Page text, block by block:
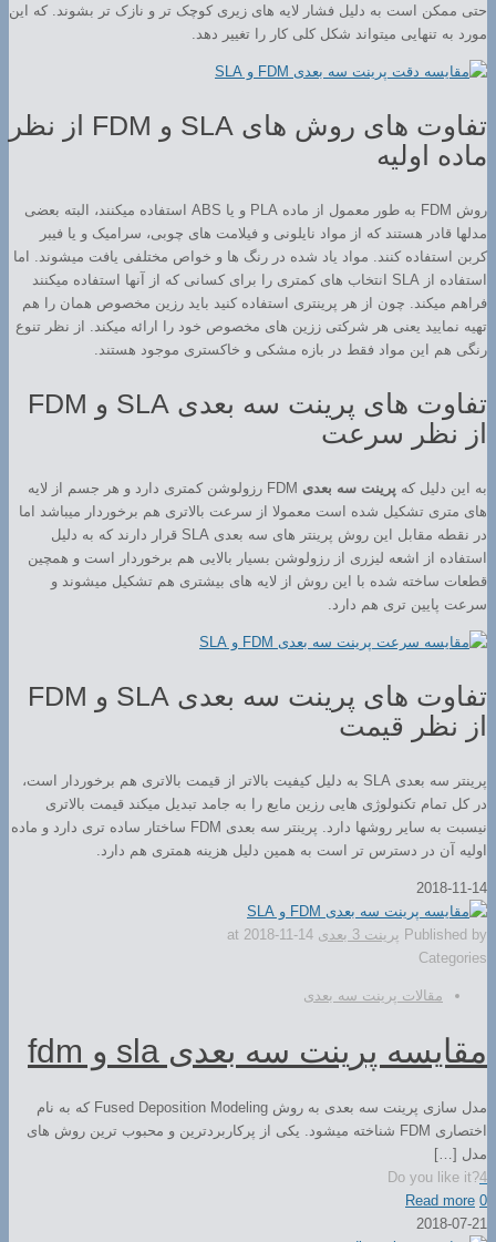
حتی ممکن است به دلیل فشار لایه های زیری کوچک تر و نازک تر بشوند. که این
مورد به تنهایی میتواند شکل کلی کار را تغییر دهد.
تفاوت های روش های SLA و FDM از نظر
ماده اولیه
روش FDM به طور معمول از ماده PLA و یا ABS استفاده میکنند، البته بعضی
مدلها قادر هستند که از مواد نایلونی و فیلامت های چوبی، سرامیک و یا فیبر
کربن استفاده کنند. مواد یاد شده در رنگ ها و خواص مختلفی یافت میشوند. اما
استفاده از SLA انتخاب های کمتری را برای کسانی که از آنها استفاده میکنند
فراهم میکند. چون از هر پرینتری استفاده کنید باید رزین مخصوص همان را هم
تهیه نمایید یعنی هر شرکتی ززین های مخصوص خود را ارائه میکند. از نظر تنوع
رنگی هم این مواد فقط در بازه مشکی و خاکستری موجود هستند.
تفاوت های پرینت سه بعدی SLA و FDM
از نظر سرعت
به این دلیل که پرینت سه بعدی
FDM رزولوشن کمتری دارد و هر جسم از لایه
های متری تشکیل شده است معمولا از سرعت بالاتری هم برخوردار میباشد اما
در نقطه مقابل این روش پرینتر های سه بعدی SLA قرار دارند که به دلیل
استفاده از اشعه لیزری از رزولوشن بسیار بالایی هم برخوردار است و همچین
قطعات ساخته شده با این روش از لایه های بیشتری هم تشکیل میشوند و
سرعت پایین تری هم دارد.
تفاوت های پرینت سه بعدی SLA و FDM
از نظر قیمت
پرینتر سه بعدی SLA به دلیل کیفیت بالاتر از قیمت بالاتری هم برخوردار است،
در کل تمام تکنولوژی هایی رزین مایع را به جامد تبدیل میکند قیمت بالاتری
نیسبت به سایر روشها دارد. پرینتر سه بعدی FDM ساختار ساده تری دارد و ماده
اولیه آن در دسترس تر است به همین دلیل هزینه همتری هم دارد.
2018-11-14
Published by پرینت 3 بعدی at 2018-11-14
Categories
مقالات پرینت سه بعدی
مقایسه پرینت سه بعدی sla و fdm
مدل سازی پرینت سه بعدی به روش Fused Deposition Modeling که به نام
اختصاری FDM شناخته میشود. یکی از پرکاربردترین و محبوب ترین روش های
مدل […]
Do you like it?4
0
Read more
2018-07-21